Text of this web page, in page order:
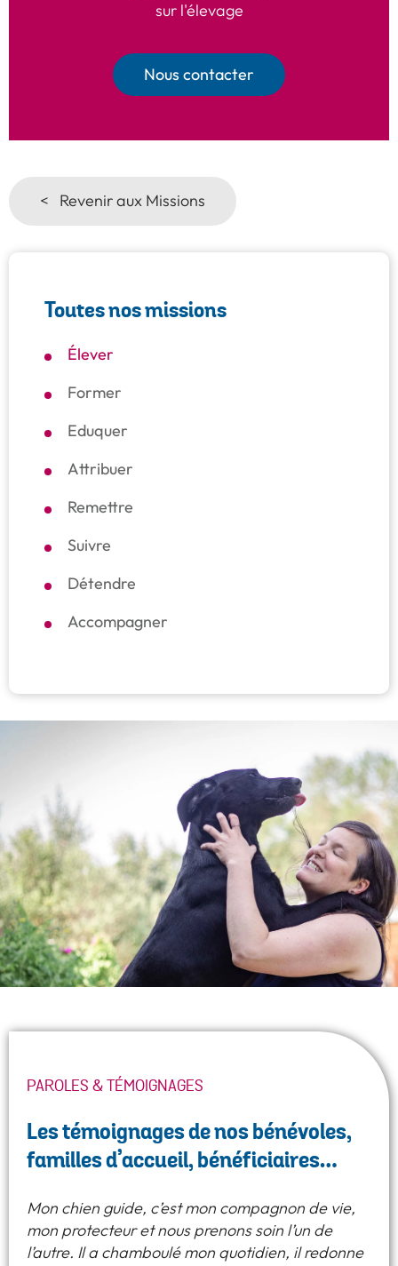
sur l'élevage
Nous contacter
< Revenir aux Missions
Toutes nos missions
Élever
Former
Eduquer
Attribuer
Remettre
Suivre
Détendre
Accompagner
PAROLES & TÉMOIGNAGES
Les témoignages de nos bénévoles,
familles d’accueil, bénéficiaires…
Mon chien guide, c’est mon compagnon de vie,
mon protecteur et nous prenons soin l’un de
l’autre. Il a chamboulé mon quotidien, il redonne